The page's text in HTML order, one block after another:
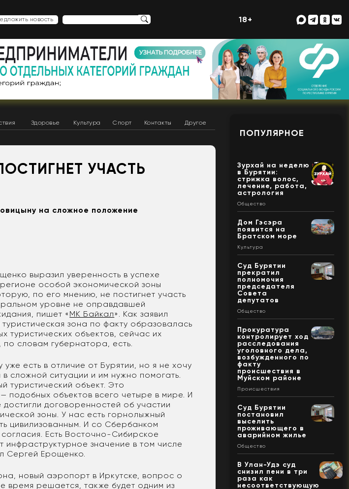
новость 18+
Здоровье Культура Спорт Контакты Другое
УЧАСТЬ
на сложное положение
выразил уверенность в успехе
особой экономической зоны
по его мнению, не постигнет участь
уровне не оправдавшей
пишет « МК Байкал». Как заявил
зона по факту образовалась
туристических объектов, сейчас их
словам губернатора, есть.
есть в отличие от Бурятии, но я не хочу
сложной ситуации и им нужно помогать.
туристический объект. Это
подобных объектов всего четыре в мире. И
договоренностей об участии
зоны. У нас есть горнолыжный
цивилизованным. И со Сбербанком
Есть Восточно-Сибирское
значение в том числе
Сергей Ерощенко.
новый аэропорт в Иркутске, вопрос о
время решается, также будет одним из
ПОПУЛЯРНОЕ
Зурхай на неделю
в Бурятии:
стрижка волос,
лечение, работа,
астрология
Общество
Дом Гэсэра
появится на
Братском море
Культура
Суд Бурятии
прекратил
полномочия
председателя
Совета
депутатов
Общество
Прокуратура
контролирует ход
расследования
уголовного дела,
возбужденного по
факту
происшествия в
Муйском районе
Происшествия
Суд Бурятии
постановил
выселить
проживающего в
аварийном жилье
Общество
В Улан-Удэ суд
снизил пени в три
раза как
несоответствующую